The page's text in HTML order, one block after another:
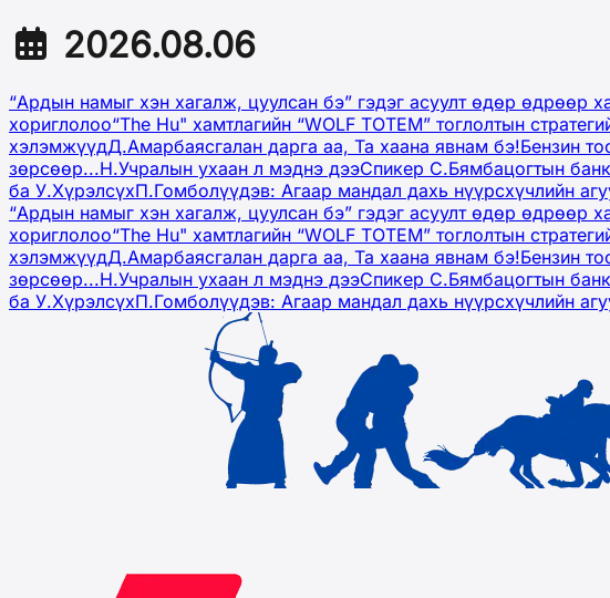
2026.08.06
“Ардын намыг хэн хагалж, цуулсан бэ” гэдэг асуулт өдөр өдрөөр
хориглолоо“The Hu" хамтлагийн “WOLF TOTEM” тоглолтын
хэлэмжүүдД.Амарбаясгалан дарга аа, Та хаана явнам бэ!Бензин
зөрсөөр...Н.Учралын ухаан л мэднэ дээСпикер С.Бямбацогтын
ба У.ХүрэлсүхП.Гомболүүдэв: Агаар мандал дахь нүүрсхүчлийн
“Ардын намыг хэн хагалж, цуулсан бэ” гэдэг асуулт өдөр өдрөөр
хориглолоо“The Hu" хамтлагийн “WOLF TOTEM” тоглолтын
хэлэмжүүдД.Амарбаясгалан дарга аа, Та хаана явнам бэ!Бензин
зөрсөөр...Н.Учралын ухаан л мэднэ дээСпикер С.Бямбацогтын
ба У.ХүрэлсүхП.Гомболүүдэв: Агаар мандал дахь нүүрсхүчлийн